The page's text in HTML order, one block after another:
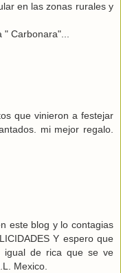
en las zonas rurales y
Carbonara"...
que vinieron a festejar
mi mejor regalo.
este blog y lo contagias
Y espero que
igual de rica que se ve
Mexico.